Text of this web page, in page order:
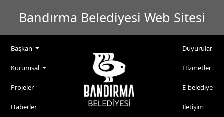
Bandırma Belediyesi Web Sitesi
Başkan
Kurumsal
Projeler
Haberler
Duyurular
Hizmetler
E-belediye
İletişim